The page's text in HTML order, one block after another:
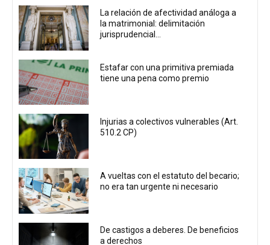
La relación de afectividad análoga a
la matrimonial: delimitación
jurisprudencial...
Estafar con una primitiva premiada
tiene una pena como premio
Injurias a colectivos vulnerables (Art.
510.2 CP)
A vueltas con el estatuto del becario;
no era tan urgente ni necesario
De castigos a deberes. De beneficios
a derechos